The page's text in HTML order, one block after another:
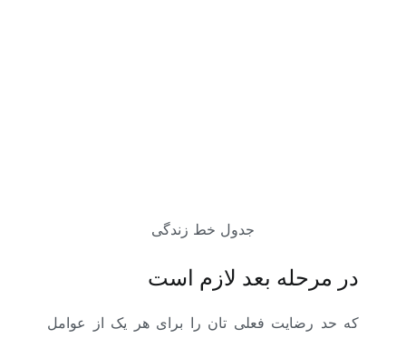
جدول خط زندگی
در مرحله بعد لازم است
که حد رضایت فعلی تان را برای هر یک از عوامل